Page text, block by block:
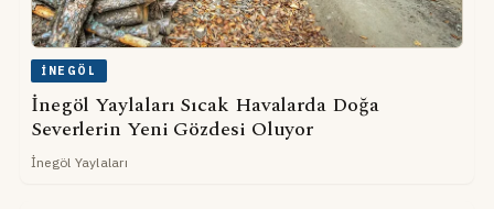
İNEGÖL
İnegöl Yaylaları Sıcak Havalarda Doğa
Severlerin Yeni Gözdesi Oluyor
İnegöl Yaylaları